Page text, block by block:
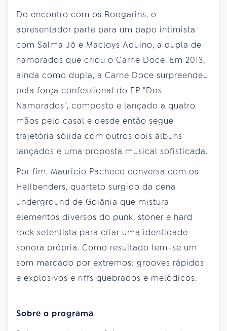
Do encontro com os Boogarins, o
apresentador parte para um papo intimista
com Salma Jô e Macloys Aquino, a dupla de
namorados que criou o Carne Doce. Em 2013,
ainda como dupla, a Carne Doce surpreendeu
pela força confessional do EP "Dos
Namorados", composto e lançado a quatro
mãos pelo casal e desde então segue
trajetória sólida com outros dois álbuns
lançados e uma proposta musical sofisticada.
Por fim, Maurício Pacheco conversa com os
Hellbenders, quarteto surgido da cena
underground de Goiânia que mistura
elementos diversos do punk, stoner e hard
rock setentista para criar uma identidade
sonora própria. Como resultado tem-se um
som marcado por extremos: grooves rápidos
e explosivos e riffs quebrados e melódicos.
Sobre o programa